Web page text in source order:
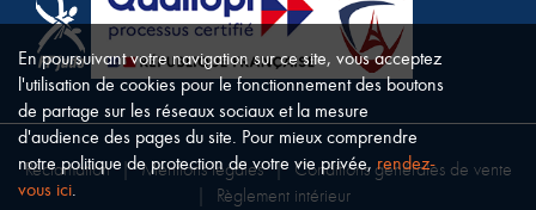
Réclamation | Mentions légales | Conditions générales de vente
Règlement intérieur
En poursuivant votre navigation sur ce site, vous acceptez
l'utilisation de cookies pour le fonctionnement des boutons
de partage sur les réseaux sociaux et la mesure
d'audience des pages du site. Pour mieux comprendre
notre politique de protection de votre vie privée,rendez-
vous ici.